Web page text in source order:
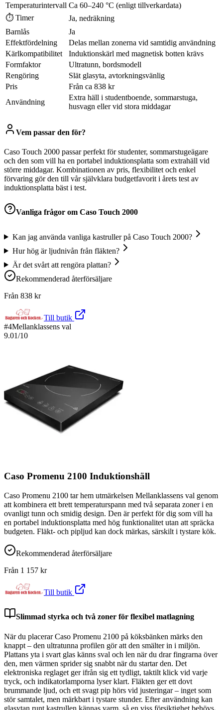
Temperaturintervall Ca 60–240 °C (enligt tillverkardata)
⏱ Timer
Ja, nedräkning
Barnlås
Ja
Effektfördelning
Delas mellan zonerna vid samtidig användning
Kärlkompatibilitet
Induktionskärl med magnetisk botten krävs
Formfaktor
Ultratunn, bordsmodell
Rengöring
Slät glasyta, avtorkningsvänlig
Pris
Från ca 838 kr
Användning
Extra häll i studentboende, sommarstuga,
husvagn eller vid stora middagar
Vem passar den för?
Caso Touch 2000 passar perfekt för studenter, sommarstugeägare
och den som vill ha en portabel induktionsplatta som extrahäll vid
större middagar. Kombinationen av pris, flexibilitet och enkel
förvaring gör den till vår självklara budgetfavorit i årets test av
induktionsplatta bäst i test.
Vanliga frågor om Caso Touch 2000
Kan jag använda vanliga kastruller på Caso Touch 2000?
Hur hög är ljudnivån från fläkten?
Är det svårt att rengöra plattan?
Rekommenderad återförsäljare
Från 838 kr
Till butik
#4Mellanklassens val
9.01/10
Caso Promenu 2100 Induktionshäll
Caso Promenu 2100 tar hem utmärkelsen Mellanklassens val genom
att kombinera ett brett temperaturspann med två separata zoner i en
ovanligt tunn och smidig design. Den är perfekt för dig som vill ha
en portabel induktionsplatta med hög funktionalitet utan att spräcka
budgeten. Fläkt- och pipljud kan dock märkas, särskilt i tystare kök.
Rekommenderad återförsäljare
Från 1 157 kr
Till butik
Slimmad styrka och två zoner för flexibel matlagning
När du placerar Caso Promenu 2100 på köksbänken märks den
knappt – den ultratunna profilen gör att den smälter in i miljön.
Plattans yta i svart glas känns sval och len när du drar fingrarna över
den, men värmen sprider sig snabbt när du startar den. Det
elektroniska reglaget ger ifrån sig ett tydligt, taktilt klick vid varje
tryck, och indikatorlamporna lyser klart. Fläkten ger ett dovt
brummande ljud, och ett svagt pip hörs vid justeringar – inget som
stör samtalet, men märkbart i tystare stunder. Efter användning kan
glasytan runt kastrullen kännas varm, så en viss försiktighet behövs.